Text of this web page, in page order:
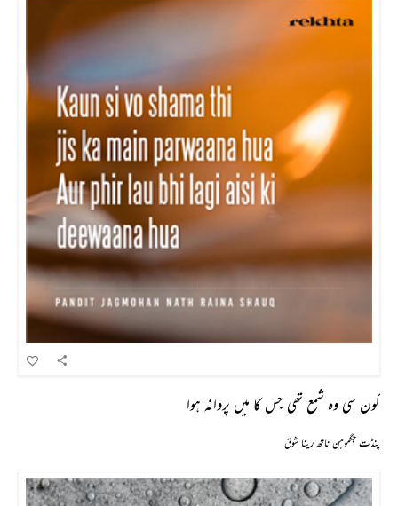
کون سی وہ شمع تھی جس کا میں پروانہ ہوا
پنڈت جگموہن ناتھ رینا شوق